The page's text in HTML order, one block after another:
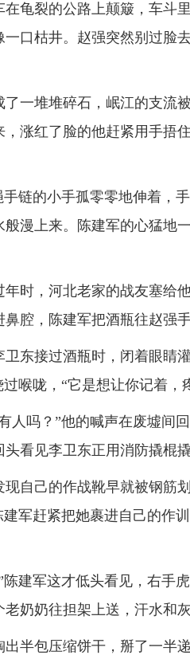
龟裂的公路上颠簸，车斗
口枯井。赵强突然别过
一堆堆碎石，岷江的支流
涨红了脸的他赶紧用手
链的小手孤零零地伸着，
漫上来。陈建军的心猛地
时，河北老家的战友塞给
腔，陈建军把酒瓶往赵强
东接过酒瓶时，闭着眼睛
喉咙， “它是想让你记着，
人吗？ ”他的喊声在废墟间
看见李卫东正用消防撬棍
自己的作战靴早就被钢筋
建军赶紧把她裹进自己的
陈建军这才低头看见，右手
奶奶往担架上送，汗水和
半包压缩饼干，掰了一半